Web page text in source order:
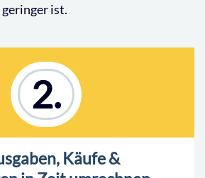
geringer ist.
2.
Käufe &